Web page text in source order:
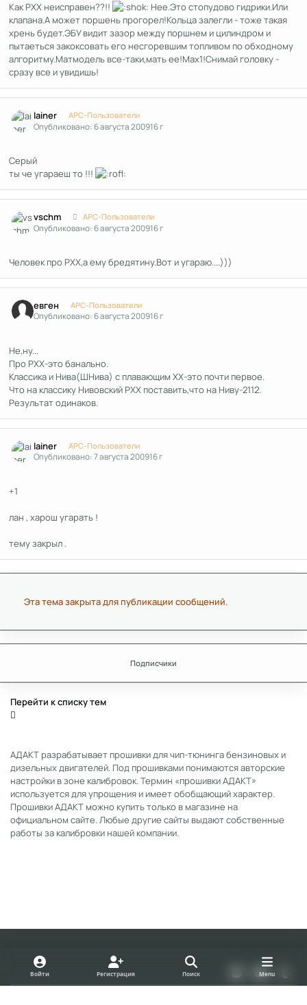
Как РХХ неисправен??!!
Нее.Это стопудово гидрики.Или
клапана.А может поршень прогорел!Кольца залегли - тоже такая
хрень будет.ЭБУ видит зазор между поршнем и цилиндром и
пытаеться закоксовать его несгоревшим топливом по обходному
алгоритму.Матмодель все-таки,мать ее!Мах1!Снимай головку -
сразу все и увидишь!
lainer APC-Пользователи
Опубликовано:6 августа 200916 г
Серый
ты че угараеш то !!!
vschm APC-Пользователи
Опубликовано:6 августа 200916 г
Человек про РХХ,а ему бредятину.Вот и угараю....)))
евген APC-Пользователи
Опубликовано:6 августа 200916 г
Не,ну...
Про РХХ-это банально.
Классика и Нива(ШНива) с плавающим ХХ-это почти первое.
Что на классику Нивовский РХХ поставить,что на Ниву-2112.
Результат одинаков.
lainer APC-Пользователи
Опубликовано:7 августа 200916 г
+1
лан , харош угарать !
тему закрыл .
Эта тема закрыта для публикации сообщений.
Подписчики
Перейти к списку тем
АДАКТ разрабатывает прошивки для чип-тюнинга бензиновых и
дизельных двигателей. Под прошивками понимаются авторские
настройки в зоне калибровок. Термин «прошивки АДАКТ»
используется для упрощения и имеет обобщающий характер.
Прошивки АДАКТ можно купить только в магазине на
официальном сайте. Любые другие сайты выдают собственные
работы за калибровки нашей компании.
Light ModeDark ModeSystem Preference
k
o
t
u
Войти Регистрация Поиск Menu